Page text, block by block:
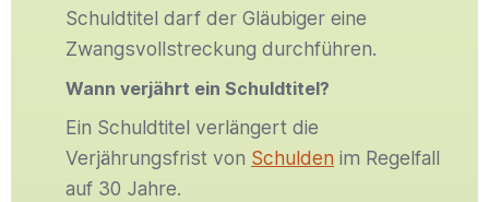
Schuldtitel darf der Gläubiger eine
Zwangsvollstreckung durchführen.
Wann verjährt ein Schuldtitel?
Ein Schuldtitel verlängert die
Verjährungsfrist von Schulden im Regelfall
auf 30 Jahre.